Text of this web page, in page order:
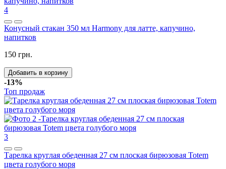
4
Конусный стакан 350 мл Harmony для латте, капучино,
напитков
150 грн.
Добавить в корзину
-13%
Топ продаж
3
Тарелка круглая обеденная 27 см плоская бирюзовая Totem
цвета голубого моря